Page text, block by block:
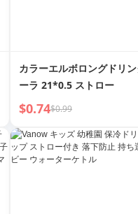
カラーエルボロングドリン
ーラ 21*0.5 ストロー
$0.74$0.99